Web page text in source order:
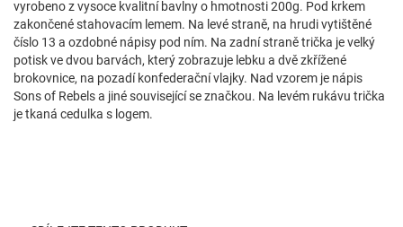
vyrobeno z vysoce kvalitní bavlny o hmotnosti 200g. Pod krkem
zakončené stahovacím lemem. Na levé straně, na hrudi vytištěné
číslo 13 a ozdobné nápisy pod ním. Na zadní straně trička je velký
potisk ve dvou barvách, který zobrazuje lebku a dvě zkřížené
brokovnice, na pozadí konfederační vlajky. Nad vzorem je nápis
Sons of Rebels a jiné související se značkou. Na levém rukávu trička
je tkaná cedulka s logem.